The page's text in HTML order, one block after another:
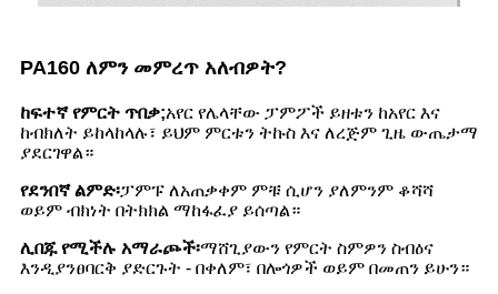
PA160 ለምን መምረጥ አለብዎት?
ከፍተኛ የምርት ጥበቃ;አየር የሌላቸው ፓምፖች ይዘቱን ከአየር እና
ከብክለት ይከላከላሉ፣ ይህም ምርቱን ትኩስ እና ለረጅም ጊዜ ውጤታማ
ያደርገዋል።
የደንበኛ ልምድ፡ፓምፑ ለአጠቃቀም ምቹ ሲሆን ያለምንም ቆሻሻ
ወይም ብክነት በትክክል ማከፋፈያ ይሰጣል።
ሊበጁ የሚችሉ አማራጮች፡ማሸጊያውን የምርት ስምዎን ስብዕና
እንዲያንፀባርቅ ያድርጉት - በቀለም፣ በሎጎዎች ወይም በመጠን ይሁን።